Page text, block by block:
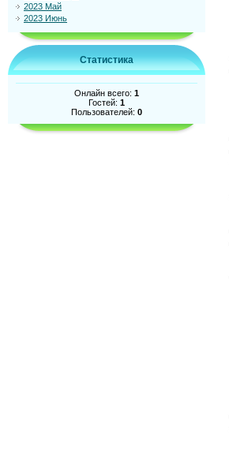
2023 Май
2023 Июнь
Статистика
Онлайн всего: 1
Гостей: 1
Пользователей: 0